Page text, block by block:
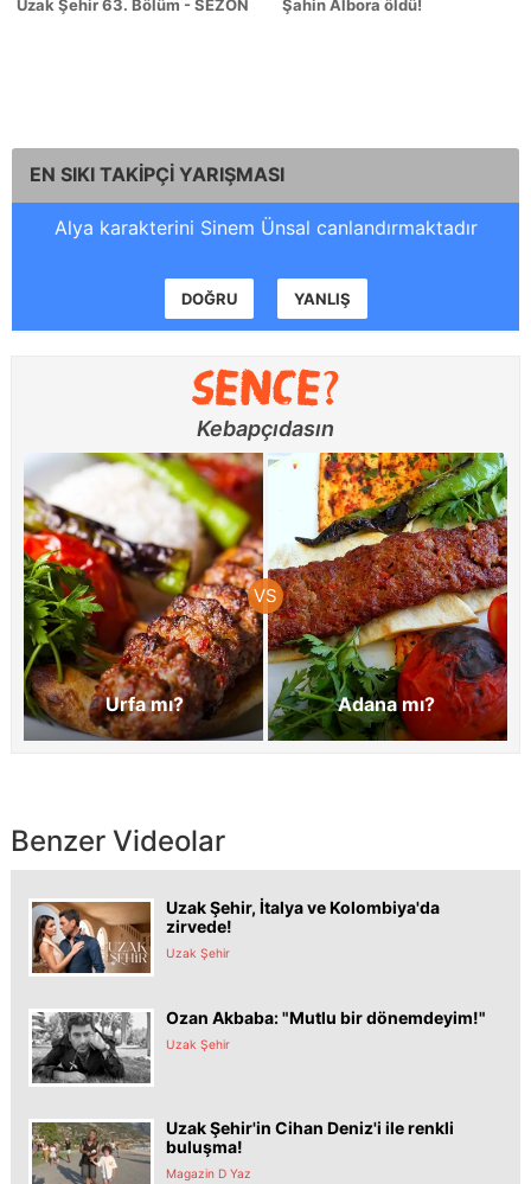
Uzak Şehir 63. Bölüm - SEZON FİNALİŞahin Albora öldü!
EN SIKI TAKİPÇİ YARIŞMASI
Alya karakterini Sinem Ünsal canlandırmaktadır
DOĞRU YANLIŞ
Kebapçıdasın
Urfa mı? Adana mı?
Benzer Videolar
Uzak Şehir, İtalya ve Kolombiya'da
zirvede!
Uzak Şehir
Ozan Akbaba: "Mutlu bir dönemdeyim!"
Uzak Şehir
Uzak Şehir'in Cihan Deniz'i ile renkli
buluşma!
Magazin D Yaz